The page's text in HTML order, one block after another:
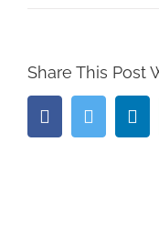
Share This Post
Facebook
Twitter